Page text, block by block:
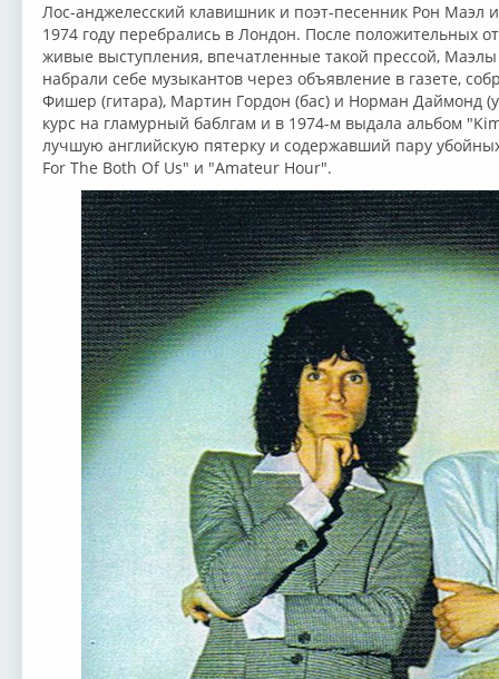
Лос-анджелесский клавишник и поэт-песенник Рон
1974 году перебрались в Лондон. После положительных
живые выступления, впечатленные такой прессой,
набрали себе музыкантов через объявление в газете,
Фишер (гитара), Мартин Гордон (бас) и Норман Даймонд
курс на гламурный баблгам и в 1974-м выдала альбом
лучшую английскую пятерку и содержавший пару
For The Both Of Us" и "Amateur Hour".